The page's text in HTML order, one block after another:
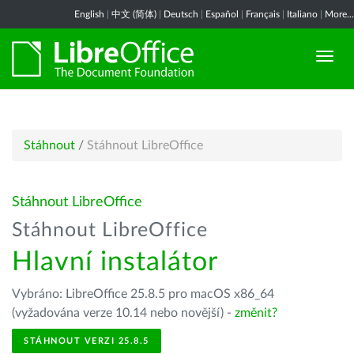
English 中文 (简体) Deutsch Español Français Italiano More...
Stáhnout / Stáhnout LibreOffice
Stáhnout LibreOffice
Stáhnout LibreOffice
Hlavní instalátor
Vybráno: LibreOffice 25.8.5 pro macOS x86_64
(vyžadována verze 10.14 nebo novější) - změnit?
STÁHNOUT VERZI 25.8.5